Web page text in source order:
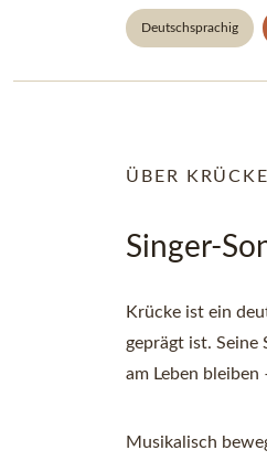
Deutschsprachig
ÜBER KRÜCKE
Singer-
Krücke ist ein
geprägt ist. Seine
am Leben
Musikalisch